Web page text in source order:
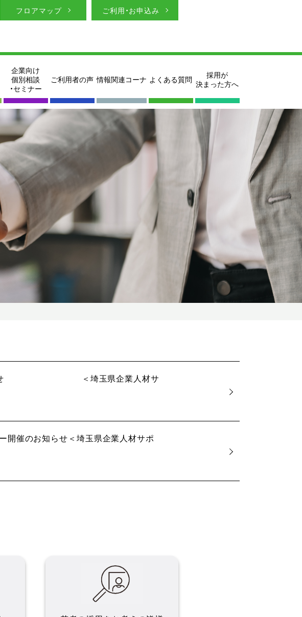
フロアマップ ご利用・お申込み
企業向け
個別相談
・セミナー
ご利用者の声 情報関連コーナ よくある質問
採用が
決まった方へ
知らせ ＜埼玉県企業人材サ
催のお知らせ＜埼玉県企業人材サポ